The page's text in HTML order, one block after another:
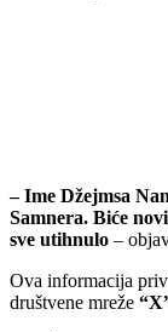
– Ime Džejmsa
Samnera. Biće
sve utihnulo –
Ova informacija
društvene mreže